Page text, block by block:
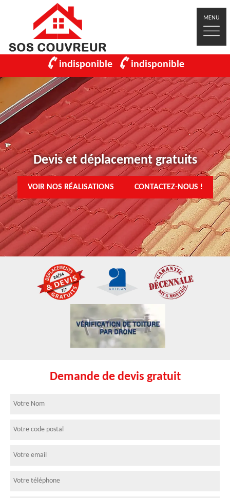
MENU
indisponible indisponible
Devis et déplacement gratuits
VOIR NOS RÉALISATIONS CONTACTEZ-NOUS !
Demande de devis gratuit